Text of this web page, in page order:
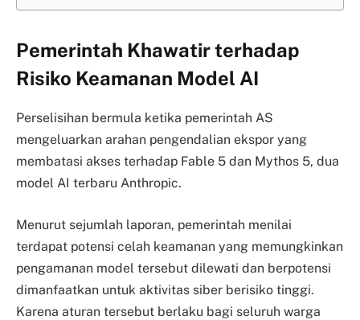
Pemerintah Khawatir terhadap
Risiko Keamanan Model AI
Perselisihan bermula ketika pemerintah AS
mengeluarkan arahan pengendalian ekspor yang
membatasi akses terhadap Fable 5 dan Mythos 5, dua
model AI terbaru Anthropic.
Menurut sejumlah laporan, pemerintah menilai
terdapat potensi celah keamanan yang memungkinkan
pengamanan model tersebut dilewati dan berpotensi
dimanfaatkan untuk aktivitas siber berisiko tinggi.
Karena aturan tersebut berlaku bagi seluruh warga